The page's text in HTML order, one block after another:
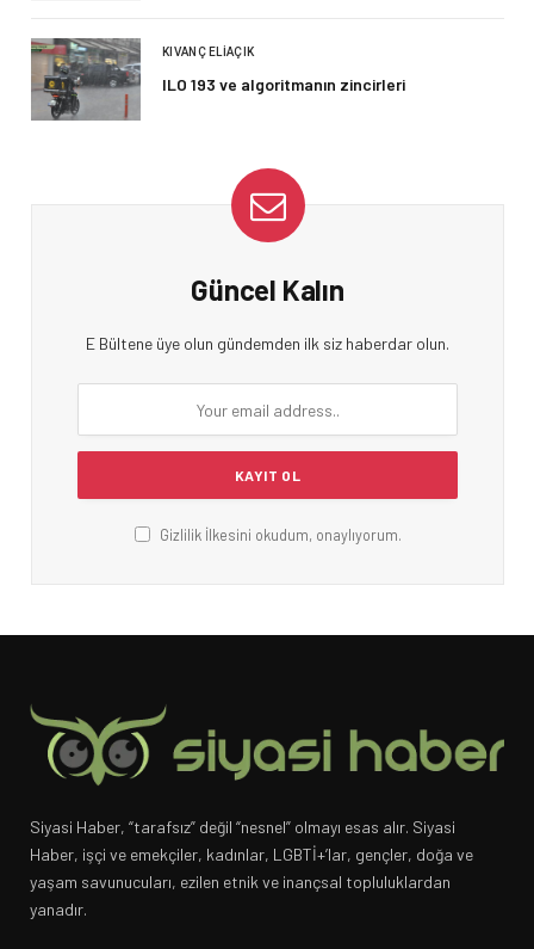
KIVANÇ ELIAÇIK
ILO 193 ve algoritmanın zincirleri
Güncel Kalın
E Bültene üye olun gündemden ilk siz haberdar olun.
Gizlilik İlkesini okudum, onaylıyorum.
Siyasi Haber, “tarafsız” değil “nesnel” olmayı esas alır. Siyasi
Haber, işçi ve emekçiler, kadınlar, LGBTİ+’lar, gençler, doğa ve
yaşam savunucuları, ezilen etnik ve inançsal topluluklardan
yanadır.